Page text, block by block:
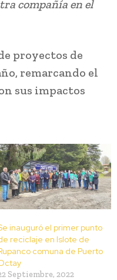
compañía en el
proyectos de
remarcando el
sus impactos
inauguró el primer punto
reciclaje en Islote de
comuna de Puerto
Septiembre, 2022